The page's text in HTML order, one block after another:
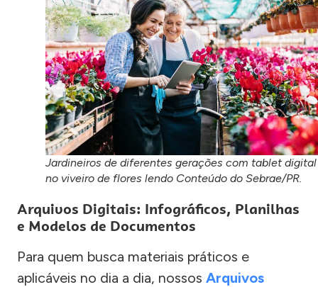
Jardineiros de diferentes gerações com tablet digital
no viveiro de flores lendo Conteúdo do Sebrae/PR.
Arquivos Digitais: Infográficos, Planilhas
e Modelos de Documentos
Para quem busca materiais práticos e
aplicáveis no dia a dia, nossos Arquivos